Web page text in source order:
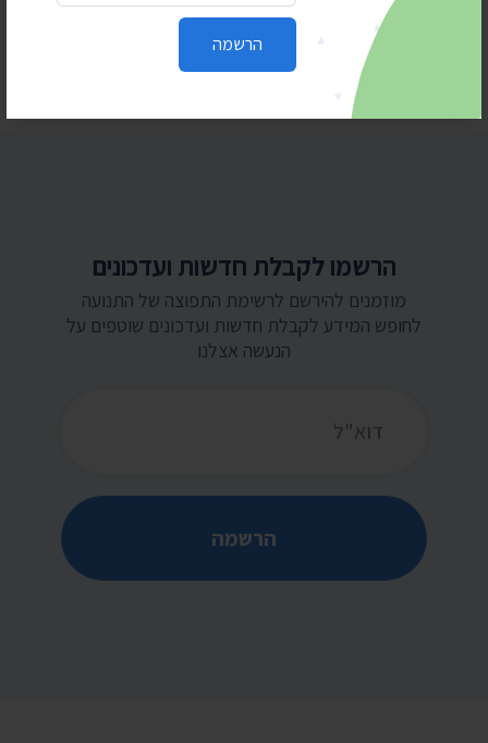
הרשמה
בית המשפט: המשטרה תחשוף סעיפים בנהלי
הפרות סדר וחסימת צירים
הרשמו לקבלת חדשות ועדכונים
מוזמנים להירשם לרשימת התפוצה של התנועה
לחופש המידע לקבלת חדשות ועדכונים שוטפים על
הנעשה אצלנו
הרשמה